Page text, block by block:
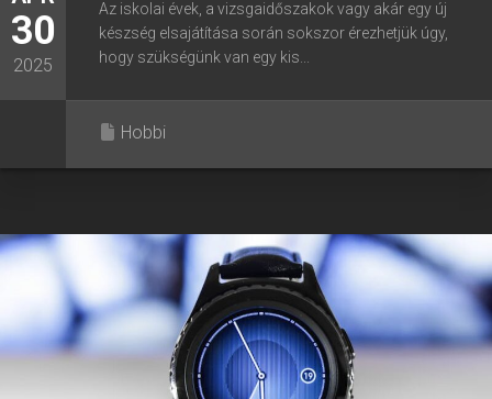
30
2025
Az iskolai évek, a vizsgaidőszakok vagy akár egy új
készség elsajátítása során sokszor érezhetjük úgy,
hogy szükségünk van egy kis...
Hobbi